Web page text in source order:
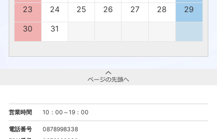
23
24 25 26 27 28
29
30
31
営業時間 10：00～19：00
電話番号
0878998338